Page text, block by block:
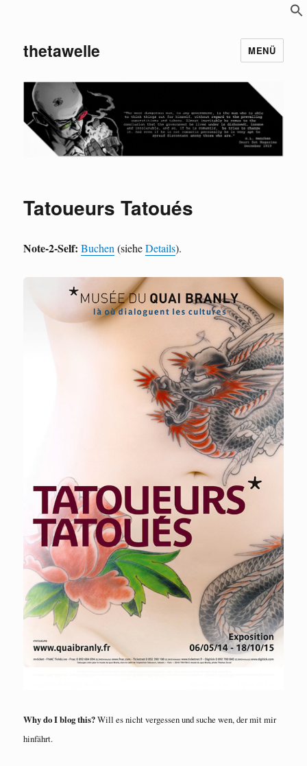
thetawelle MENÜ
Tatoueurs Tatoués
Note-2-Self: Buchen (sieheDetails).
Why do I blog this?Will es nicht vergessen und suche wen, der mit mir
hinfährt.